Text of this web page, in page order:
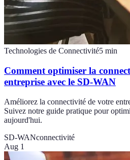
Technologies de Connectivité5 min
Comment optimiser la
entreprise avec le SD-WAN
Améliorez la connectivité de votre
Suivez notre guide pratique pour
aujourd'hui.
SD-WANconnectivité
Aug 1